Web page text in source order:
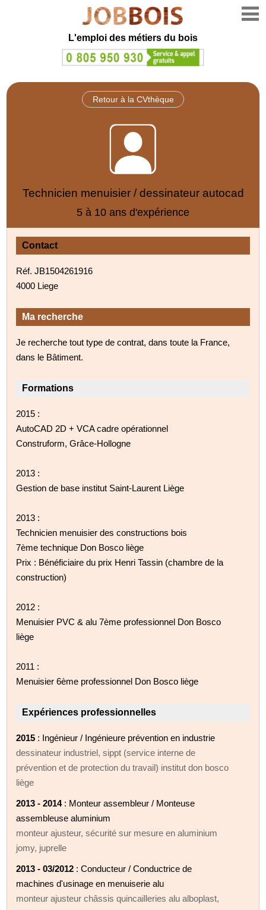
L'emploi des métiers du bois
Retour à la CVthèque
Technicien menuisier / dessinateur autocad
5 à 10 ans d'expérience
Contact
Réf. JB1504261916
4000 Liege
Ma recherche
Je recherche tout type de contrat, dans toute la France,
dans le Bâtiment.
Formations
2015 :
AutoCAD 2D + VCA cadre opérationnel
Construform, Grâce-Hollogne
2013 :
Gestion de base institut Saint-Laurent Liège
2013 :
Technicien menuisier des constructions bois
7ème technique Don Bosco liège
Prix : Bénéficiaire du prix Henri Tassin (chambre de la
construction)
2012 :
Menuisier PVC & alu 7ème professionnel Don Bosco
liège
2011 :
Menuisier 6ème professionnel Don Bosco liège
Expériences professionnelles
2015 : Ingénieur / Ingénieure prévention en industrie
dessinateur industriel, sippt (service interne de
prévention et de protection du travail) institut don bosco
liège
2013 - 2014: Monteur assembleur / Monteuse
assembleuse aluminium
monteur ajusteur, sécurité sur mesure en aluminium
jomy, juprelle
2013 - 03/2012 : Conducteur / Conductrice de
machines d'usinage en menuiserie alu
monteur ajusteur châssis quincailleries alu alboplast,